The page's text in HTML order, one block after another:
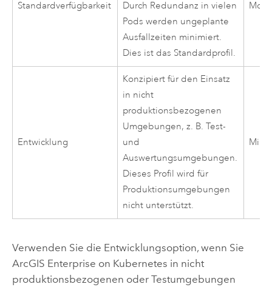
Standardverfügbarkeit
Durch Redundanz in vielen
Pods werden ungeplante
Ausfallzeiten minimiert.
Dies ist das Standardprofil.
Entwicklung
Konzipiert für den Einsatz
in nicht
produktionsbezogenen
Umgebungen, z. B. Test-
und
Auswertungsumgebungen.
Dieses Profil wird für
Produktionsumgebungen
nicht unterstützt.
Verwenden Sie die Entwicklungsoption, wenn Sie
ArcGIS Enterprise on Kubernetes in nicht
produktionsbezogenen oder Testumgebungen